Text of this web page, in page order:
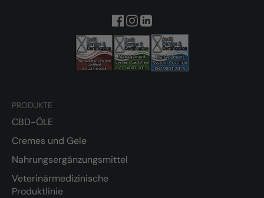
PRODUKTE
CBD-ÖLE
Cremes und Gele
Nahrungsergänzungsmittel
Veterinärmedizinische
Produktlinie